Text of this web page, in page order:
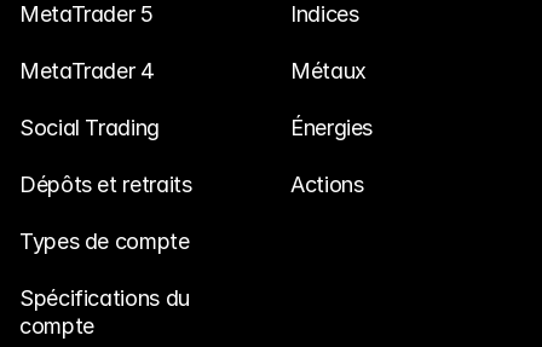
MetaTrader 5
MetaTrader 4
Social Trading
Dépôts et retraits
Types de compte
Spécifications du
compte
Indices
Métaux
Énergies
Actions